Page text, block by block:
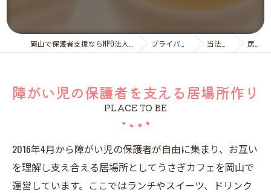
プライバシーポリシー 当法人の特徴 居場所
障がい児の保護者を支える居場所作り
PLACE TO BE
2016年4月から障がい児の保護者が自由に集まり、お互い
を理解し支え合える居場所としてうさぎカフェを岡山で
運営しています。ここではランチやスイーツ、ドリンク